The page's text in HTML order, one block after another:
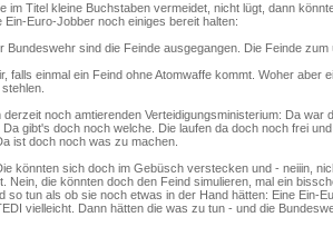
im Titel kleine Buchstaben vermeidet, nicht lügt, dann
Ein-Euro-Jobber noch einiges bereit halten:
Bundeswehr sind die Feinde ausgegangen. Die Feinde zum
falls einmal ein Feind ohne Atomwaffe kommt. Woher aber
derzeit noch amtierenden Verteidigungsministerium: Da war
gibt's doch noch welche. Die laufen da doch noch frei
ist doch noch was zu machen.
könnten sich doch im Gebüsch verstecken und - neiiin,
Nein, die könnten doch den Feind simulieren, mal ein
so tun als ob sie noch etwas in der Hand hätten: Eine Ein-
vielleicht. Dann hätten die was zu tun - und die